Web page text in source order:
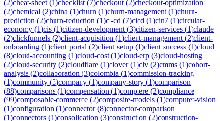
(2)cheat-sheet (1)checklist (7)checkout (2)checkout-optimization
(2)chemical (2)china (1)churn (1)churn-management (1)churn-
prediction (2)churn-reduction (1)ci-cd (7)cicd (1)cin7 (1)circular-
economy (1)cis (1)citizen-development (3)citizen-services (1)claude
(2)clickfunnels (2)client-acquisition (1)client-management (2)client-
onboarding (1)client-portal (2)client-setup (1)client-success (1)cloud
(8)cloud-accounting (1)cloud-cost (1)cloud-erp (3)cloud-hosting
(2)cloud-security (2)cloudflare (1)clover(1)clv (2)cmms (1)cohort-
analysis (2)collaboration (3)colombia (1)commission-tracking
(1)community (3)company (1)company-story (1)comparison
(88)comparisons (1)compensation (1)compiere (2)compliance
(99)composable-commerce (2)composite-models (1)computer-vision
(1)configuration (1)connector(8)connector-comparison
(1)connectors (1)consolidation (3)construction (2)construction-